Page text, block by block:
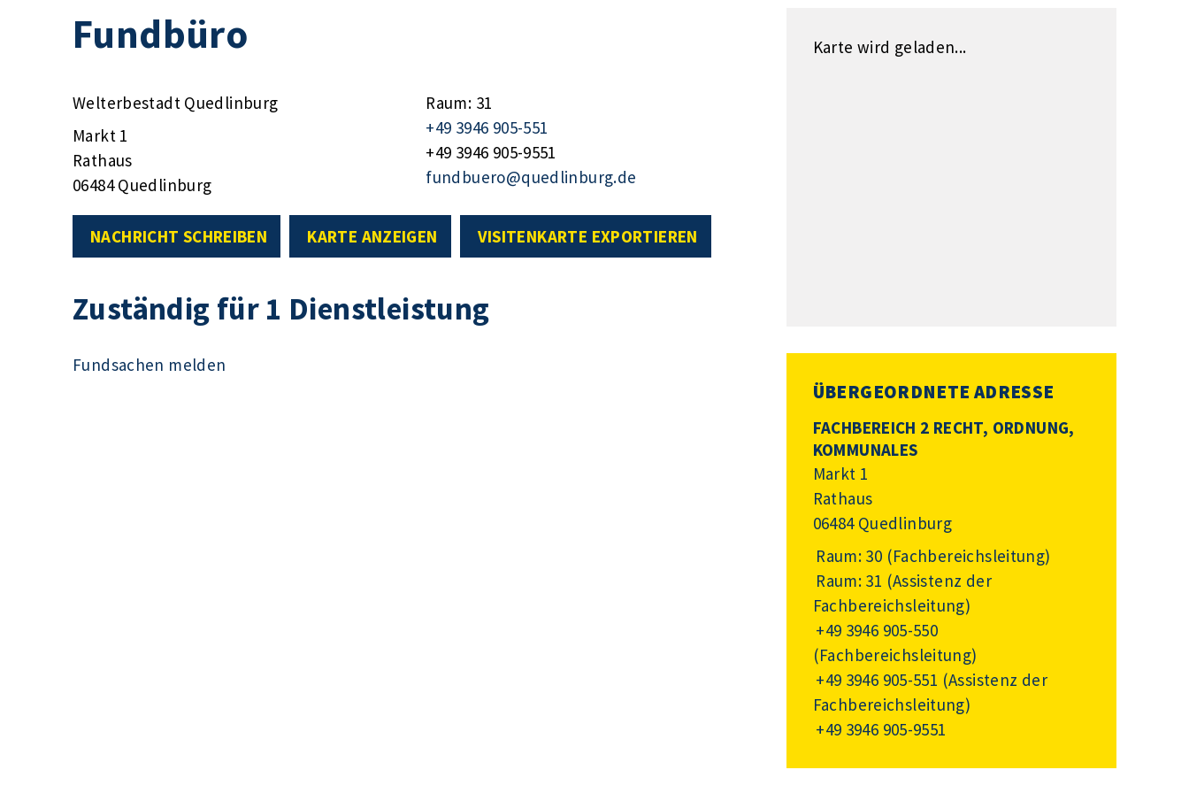
Fundbüro
Welterbestadt Quedlinburg
Markt 1
Rathaus
06484 Quedlinburg
Raum: 31
+49 3946 905-551
+49 3946 905-9551
fundbuero@quedlinburg.de
NACHRICHT SCHREIBEN KARTE ANZEIGEN VISITENKARTE EXPORTIEREN
Zuständig für 1 Dienstleistung
Fundsachen melden
Karte wird geladen...
ÜBERGEORDNETE ADRESSE
FACHBEREICH 2 RECHT, ORDNUNG,
KOMMUNALES
Markt 1
Rathaus
06484 Quedlinburg
Raum: 30 (Fachbereichsleitung)
Raum: 31 (Assistenz der
Fachbereichsleitung)
+49 3946 905-550
(Fachbereichsleitung)
+49 3946 905-551 (Assistenz der
Fachbereichsleitung)
+49 3946 905-9551